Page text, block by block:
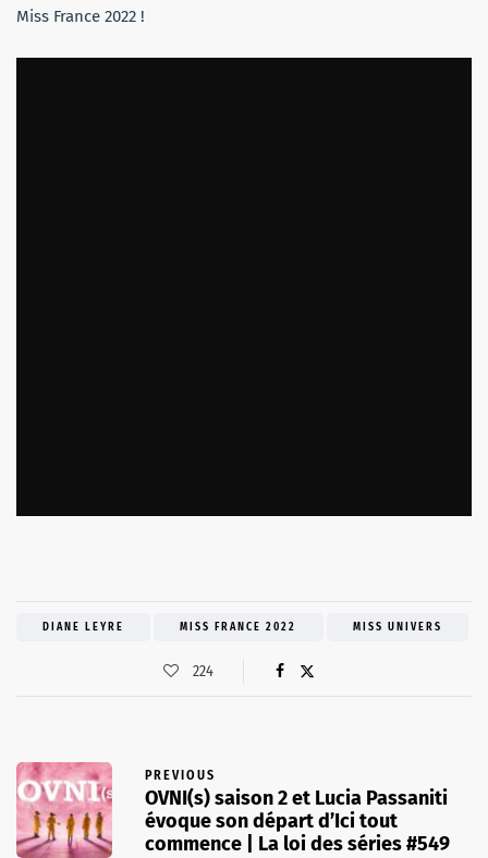
Miss France 2022 !
DIANE LEYRE MISS FRANCE 2022 MISS UNIVERS
224
PREVIOUS
OVNI(s) saison 2 et Lucia Passaniti
évoque son départ d’Ici tout
commence | La loi des séries #549